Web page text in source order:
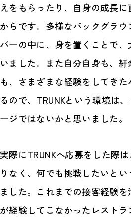
えをもらったり、自身の成長
からです。多様なバックグラウ
バーの中に、身を置くことで
いました。また自分自身も、紆
も、さまざまな経験をしてき
るので、TRUNKという環境は
ージではないかと思いました。
実際にTRUNKへ応募をした際
りなく、何でも挑戦したいと
ました。これまでの接客経験
が経験してこなかったレストラ